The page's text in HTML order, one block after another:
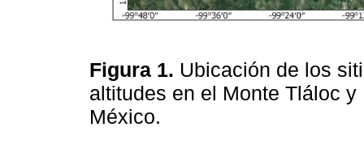
Figura 1. Ubicación de los
altitudes en el Monte Tláloc
México.